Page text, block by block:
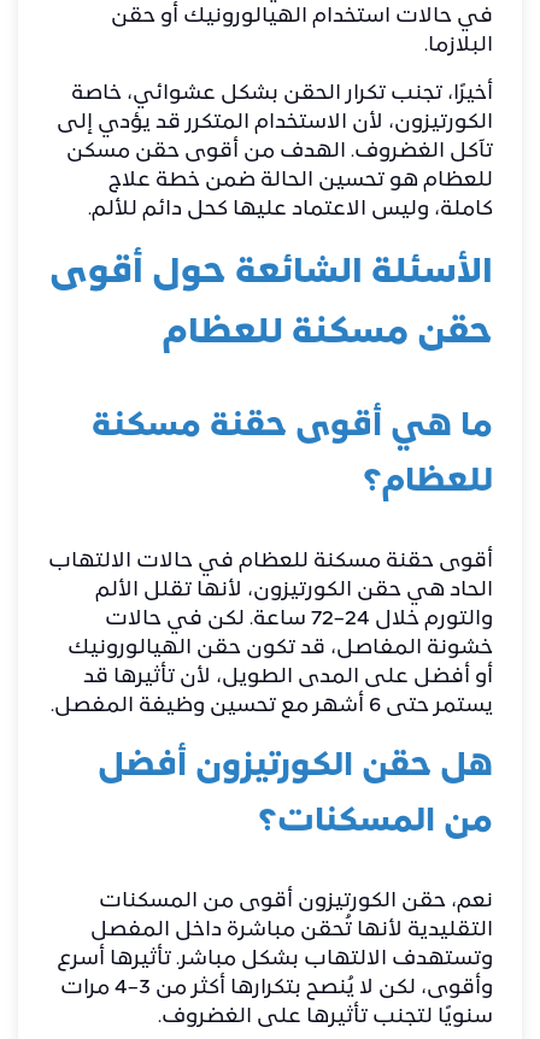
في حالات استخدام الهيالورونيك أو حقن
البلازما.
أخيرًا، تجنب تكرار الحقن بشكل عشوائي، خاصة
الكورتيزون، لأن الاستخدام المتكرر قد يؤدي إلى
تآكل الغضروف. الهدف من أقوى حقن مسكن
للعظام هو تحسين الحالة ضمن خطة علاج
كاملة، وليس الاعتماد عليها كحل دائم للألم.
الأسئلة الشائعة حول أقوى
حقن مسكنة للعظام
ما هي أقوى حقنة مسكنة
للعظام؟
أقوى حقنة مسكنة للعظام في حالات الالتهاب
الحاد هي حقن الكورتيزون، لأنها تقلل الألم
والتورم خلال 24–72 ساعة. لكن في حالات
خشونة المفاصل، قد تكون حقن الهيالورونيك
أو أفضل على المدى الطويل، لأن تأثيرها قد
يستمر حتى 6 أشهر مع تحسين وظيفة المفصل.
هل حقن الكورتيزون أفضل
من المسكنات؟
نعم، حقن الكورتيزون أقوى من المسكنات
التقليدية لأنها تُحقن مباشرة داخل المفصل
وتستهدف الالتهاب بشكل مباشر. تأثيرها أسرع
وأقوى، لكن لا يُنصح بتكرارها أكثر من 3–4 مرات
سنويًا لتجنب تأثيرها على الغضروف.